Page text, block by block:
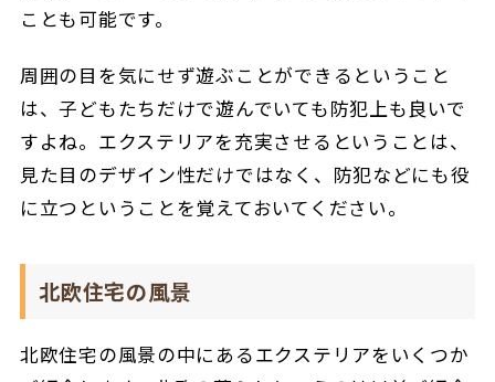
ことも可能です。
周囲の目を気にせず遊ぶことができるということ
は、子どもたちだけで遊んでいても防犯上も良いで
すよね。エクステリアを充実させるということは、
見た目のデザイン性だけではなく、防犯などにも役
に立つということを覚えておいてください。
北欧住宅の風景
北欧住宅の風景の中にあるエクステリアをいくつか